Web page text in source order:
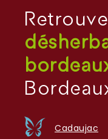
Cadaujac